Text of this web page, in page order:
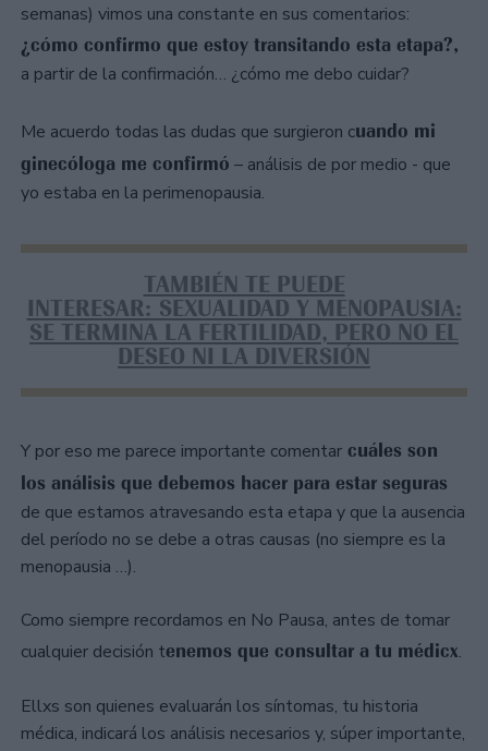
semanas) vimos una constante en sus comentarios:
¿cómo confirmo que estoy transitando esta etapa?,
a partir de la confirmación… ¿cómo me debo cuidar?
Me acuerdo todas las dudas que surgieron cuando mi
ginecóloga me confirmó – análisis de por medio - que
yo estaba en la perimenopausia.
TAMBIÉN TE PUEDE
INTERESAR: SEXUALIDAD Y MENOPAUSIA:
SE TERMINA LA FERTILIDAD, PERO NO EL
DESEO NI LA DIVERSIÓN
Y por eso me parece importante comentar cuáles son
los análisis que debemos hacer para estar seguras
de que estamos atravesando esta etapa y que la ausencia
del período no se debe a otras causas (no siempre es la
menopausia …).
Como siempre recordamos en No Pausa, antes de tomar
cualquier decisión tenemos que consultar a tu médicx.
Ellxs son quienes evaluarán los síntomas, tu historia
médica, indicará los análisis necesarios y, súper importante,